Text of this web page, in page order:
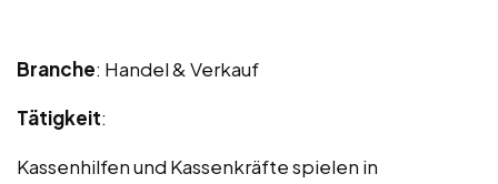
Branche: Handel & Verkauf
Tätigkeit:
Kassenhilfen und Kassenkräfte spielen in